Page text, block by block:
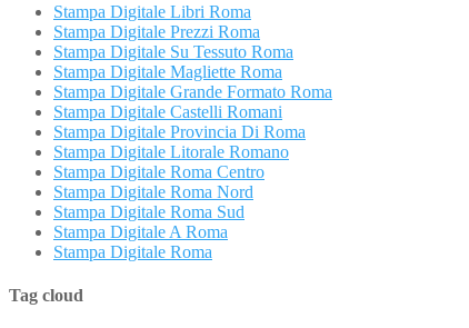
Stampa Digitale Libri Roma
Stampa Digitale Prezzi Roma
Stampa Digitale Su Tessuto Roma
Stampa Digitale Magliette Roma
Stampa Digitale Grande Formato Roma
Stampa Digitale Castelli Romani
Stampa Digitale Provincia Di Roma
Stampa Digitale Litorale Romano
Stampa Digitale Roma Centro
Stampa Digitale Roma Nord
Stampa Digitale Roma Sud
Stampa Digitale A Roma
Stampa Digitale Roma
Tag cloud